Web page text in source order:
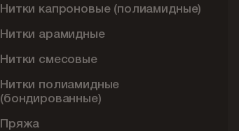
Нитки капроновые (полиамидные)
Нитки арамидные
Нитки смесовые
Нитки полиамидные
(бондированные)
Пряжа